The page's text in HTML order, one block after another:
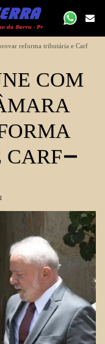
reforma tributária e Carf
COM
CARF